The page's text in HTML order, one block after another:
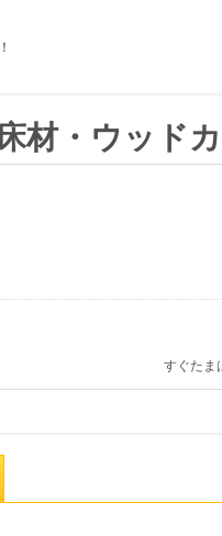
材・ウッド
すぐたま